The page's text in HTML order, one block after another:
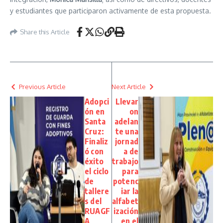
y estudiantes que participaron activamente de esta propuesta.
Share this Article
Previous Article
Adopci
ón en
Santa
Cruz:
Finaliz
ó con
éxito
el ciclo
de
tallere
s del
RUAGF
Next Article
Llevar
on
adelan
te una
jornad
a de
trabajo
para
potenc
iar la
alfabet
ización